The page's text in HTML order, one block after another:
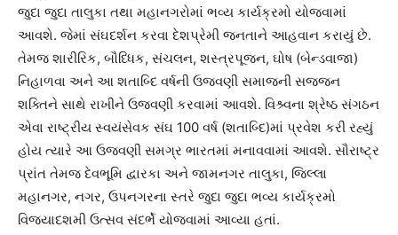
જુદા જુદા તાલુકા તથા મહાનગરોમાં ભવ્ય કાર્યક્રમો યોજવામાં
આવશે. જેમાં સંઘદર્શન કરવા દેશપ્રેમી જનતાને આહવાન કરાયું છે.
તેમજ શારીરિક, બૌધ્ધિક, સંચલન, શસ્ત્રપૂજન, ઘોષ (બેન્ડવાજા)
નિહાળવા અને આ શતાબ્દિ વર્ષની ઉજવણી સમાજની સજ્જન
શક્તિને સાથે રાખીને ઉજવણી કરવામાં આવશે. વિશ્ર્વના શ્રેષ્ઠ સંગઠન
એવા રાષ્ટ્રીય સ્વયંસેવક સંઘ 100 વર્ષ (શતાબ્દિ)માં પ્રવેશ કરી રહ્યું
હોય ત્યારે આ ઉજવણી સમગ્ર ભારતમાં મનાવવામાં આવશે. સૌરાષ્ટ્ર
પ્રાંત તેમજ દેવભૂમિ દ્વારકા અને જામનગર તાલુકા, જિલ્લા
મહાનગર, નગર, ઉપનગરના સ્તરે જુદા જુદા ભવ્ય કાર્યક્રમો
વિજયાદશમી ઉત્સવ સંદર્ભે યોજવામાં આવ્યા હતાં.